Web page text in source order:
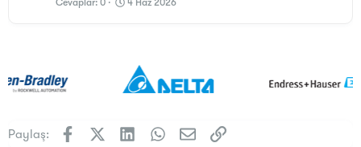
Cevaplar 0 4 Haz 2026
Paylaş: FacebookX (Twitter)LinkedInWhatsApp
E-postaLink